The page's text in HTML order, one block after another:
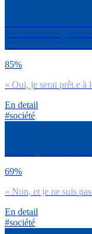
85%
« Oui, je serai prêt.e à
En detail
#société
69%
« Non, et je ne suis
En detail
#société